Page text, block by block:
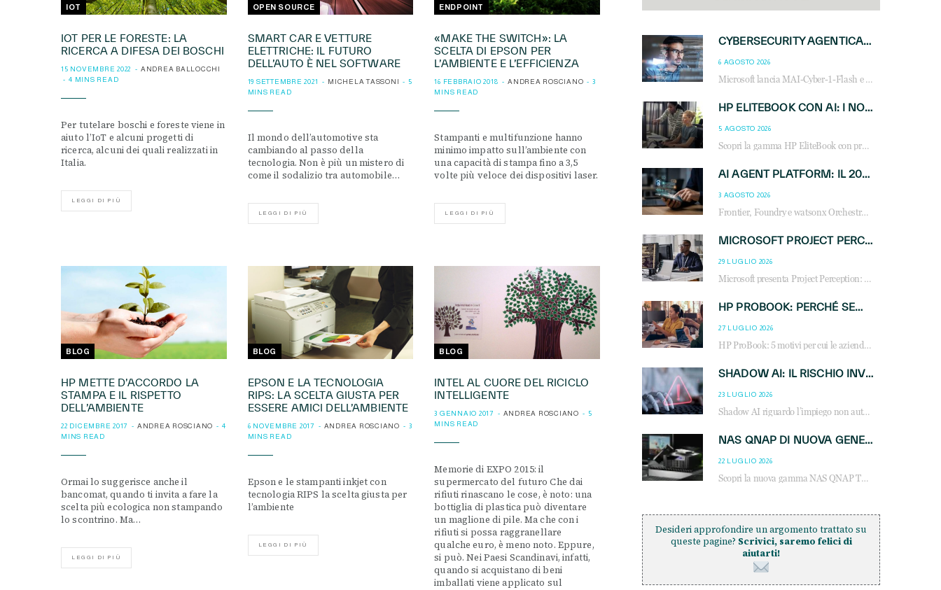
IOT
IOT PER LE FORESTE: LA
RICERCA A DIFESA DEI BOSCHI
15 NOVEMBRE 2022
ANDREA BALLOCCHI
4 MINS READ
Per tutelare boschi e foreste viene in
aiuto l’IoT e alcuni progetti di
ricerca, alcuni dei quali realizzati in
Italia.
LEGGI DI PIÙ
OPEN SOURCE
SMART CAR E VETTURE
ELETTRICHE: IL FUTURO
DELL’AUTO È NEL SOFTWARE
19 SETTEMBRE 2021 MICHELA TASSONI
5
MINS READ
Il mondo dell’automotive sta
cambiando al passo della
tecnologia. Non è più un mistero di
come il sodalizio tra automobile…
LEGGI DI PIÙ
ENDPOINT
«MAKE THE SWITCH»: LA
SCELTA DI EPSON PER
L’AMBIENTE E L’EFFICIENZA
16 FEBBRAIO 2018 ANDREA ROSCIANO
3
MINS READ
Stampanti e multifunzione hanno
minimo impatto sull’ambiente con
una capacità di stampa fino a 3,5
volte più veloce dei dispositivi laser.
LEGGI DI PIÙ
BLOG
HP METTE D’ACCORDO LA
STAMPA E IL RISPETTO
DELL’AMBIENTE
22 DICEMBRE 2017 ANDREA ROSCIANO
4
MINS READ
Ormai lo suggerisce anche il
bancomat, quando ti invita a fare la
scelta più ecologica non stampando
lo scontrino. Ma…
LEGGI DI PIÙ
BLOG
EPSON E LA TECNOLOGIA
RIPS: LA SCELTA GIUSTA PER
ESSERE AMICI DELL’AMBIENTE
6 NOVEMBRE 2017 ANDREA ROSCIANO
3
MINS READ
Epson e le stampanti inkjet con
tecnologia RIPS la scelta giusta per
l’ambiente
LEGGI DI PIÙ
BLOG
INTEL AL CUORE DEL RICICLO
INTELLIGENTE
3 GENNAIO 2017 ANDREA ROSCIANO
5
MINS READ
Memorie di EXPO 2015: il
supermercato del futuro Che dai
rifiuti rinascano le cose, è noto: una
bottiglia di plastica può diventare
un maglione di pile. Ma che con i
rifiuti si possa raggranellare
qualche euro, è meno noto. Eppure,
si può. Nei Paesi Scandinavi, infatti,
quando si acquistano di beni
imballati viene applicato sul
CYBERSECURITY AGENTICA: CON PERCEPTION E MAI-CYBER-1-FLASH MICROSOFT APRE NUOVI SERVIZI PER IL CANALE
6 AGOSTO 2026
Microsoft lancia MAI-Cyber-1-Flash e Perception: cybersecurity agentica in preview dal 3 novembre. Cosa cambia per MSP, system integrator e reseller.
HP ELITEBOOK CON AI: I NOTEBOOK BUSINESS INTELLIGENTI CHE TRASFORMANO PRODUTTIVITÀ, SICUREZZA E LAVORO IBRIDO
5 AGOSTO 2026
Scopri la gamma HP EliteBook con processori Intel® Core™ Ultra e AMD Ryzen™ AI. Notebook business progettati per aumentare la produttività, migliorare la collaborazione e garantire sicurezza avanzata in ufficio e in mobilità.
AI AGENT PLATFORM: IL 2026 È L’ANNO DEL «SISTEMA OPERATIVO» PER GLI AGENTI AZIENDALI
3 AGOSTO 2026
Frontier, Foundry e watsonx Orchestrate: la guerra delle piattaforme AI agent ridisegna il mercato IT. Cosa cambia per reseller, MSP e system integrator.
MICROSOFT PROJECT PERCEPTION: COME GLI AGENTI AI CAMBIERANNO SOC, CYBERSECURITY E SERVIZI MSP
29 LUGLIO 2026
Microsoft presenta Project Perception: scopri come gli agenti AI possono trasformare cybersecurity, SOC e servizi gestiti degli MSP.
HP PROBOOK: PERCHÉ SEMPRE PIÙ AZIENDE SCELGONO NOTEBOOK PROGETTATI PER IL LAVORO MODERNO
27 LUGLIO 2026
HP ProBook: 5 motivi per cui le aziende scelgono i notebook business HP per migliorare produttività, sicurezza e gestione dell’AI.
SHADOW AI: IL RISCHIO INVISIBILE CHE LE AZIENDE POSSONO GOVERNARE
23 LUGLIO 2026
Shadow AI riguardo l’impiego non autorizzato di sistemi AI all’interno dell’azienda. E’ una pratica che si diffonde a partire dai dipendenti fino ai dirigenti e mette a repentaglio la cybersecurity, con costi più elevati per le organizzazioni. Due recenti report illustrano il fenomeno e forniscono dati in merito
NAS QNAP DI NUOVA GENERAZIONE: PIÙ PRESTAZIONI, SCALABILITÀ E PROTEZIONE DEI DATI PER LE INFRASTRUTTURE IT MODERNE
22 LUGLIO 2026
Scopri la nuova gamma NAS QNAP TS-h1465U-RP, TS-h1065eU e TS-h665U: storage aziendale con ZFS, DDR5, E1.S NVMe e connettività 2.5GbE per backup, virtualizzazione e cybersecurity.
Desideri approfondire un argomento trattato su
queste pagine? Scrivici, saremo felici di
aiutarti!